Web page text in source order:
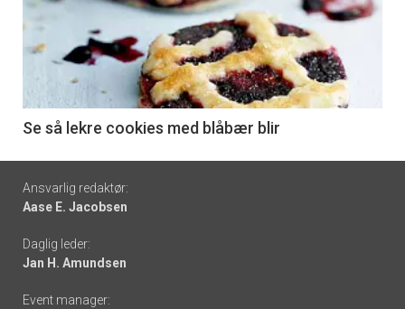
akkurat
nå
6
Se så lekre cookies med blåbær blir
Footer
-
links
Ansvarlig redaktør:
Aase E. Jacobsen
Daglig leder:
Jan H. Amundsen
Event manager: